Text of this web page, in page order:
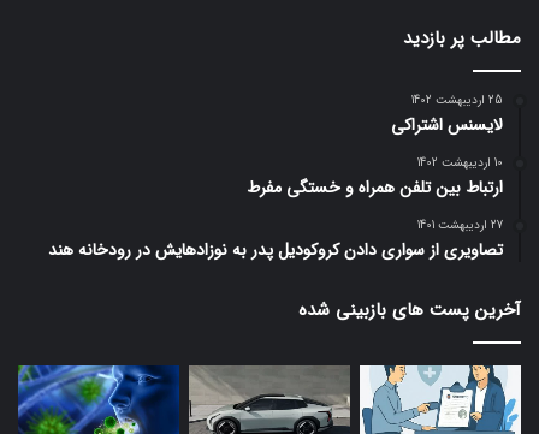
مطالب پر بازدید
25 اردیبهشت 1402
لایسنس اشتراکی
10 اردیبهشت 1402
ارتباط بین تلفن همراه و خستگی مفرط
27 اردیبهشت 1401
تصاویری از سواری دادن کروکودیل پدر به نوزادهایش در رودخانه هند
آخرین پست های بازبینی شده